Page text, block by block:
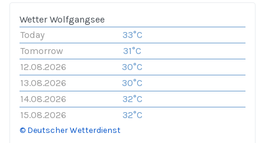
Wetter Wolfgangsee
Today
33°C
Tomorrow
31°C
12.08.2026
30°C
13.08.2026
30°C
14.08.2026
32°C
15.08.2026
32°C
© Deutscher Wetterdienst